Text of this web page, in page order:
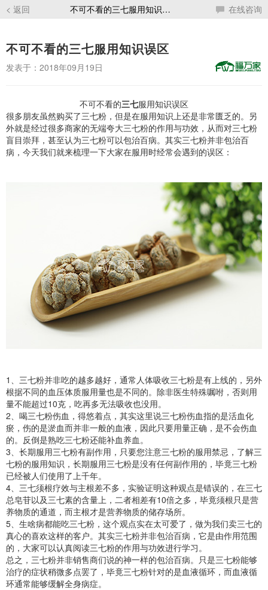
< 返回 不可不看的三七服用知识误区 在线咨询
不可不看的三七服用知识误区
发表于：2018年09月19日
不可不看的三七服用知识误区
很多朋友虽然购买了三七粉，但是在服用知识上还是非常匮乏的。另
外就是经过很多商家的无端夸大三七粉的作用与功效，从而对三七粉
盲目崇拜，甚至认为三七粉可以包治百病。其实三七粉并非包治百
病，今天我们就来梳理一下大家在服用时经常会遇到的误区：
1、三七粉并非吃的越多越好，通常人体吸收三七粉是有上线的，另外
根据不同的血压体质服用量也是不同的。除非医生特殊嘱咐，否则用
量不能超过10克，吃再多无法吸收也没用。
2、喝三七粉伤血，得悠着点，其实这里说三七粉伤血指的是活血化
瘀，伤的是淤血而并非一般的血液，因此只要用量正确，是不会伤血
的。反倒是熟吃三七粉还能补血养血。
3、长期服用三七粉有副作用，只要您注意三七粉的服用禁忌，了解三
七粉的服用知识，长期服用三七粉是没有任何副作用的，毕竟三七粉
已经被人们使用了上千年。
4、三七须根疗效与主根差不多，实验证明这种观点是错误的，在三七
总皂苷以及三七素的含量上，二者相差有10倍之多，毕竟须根只是营
养物质的通道，而主根才是营养物质的储存场所。
5、生啥病都能吃三七粉，这个观点实在太可爱了，做为我们卖三七的
真心的喜欢这样的客户。其实三七粉并非包治百病，它是由作用范围
的，大家可以认真阅读三七粉的作用与功效进行学习。
总之，三七粉并非销售商们说的神一样的包治百病。只是三七粉能够
治疗的症状稍微多点罢了，毕竟三七粉针对的是血液循环，而血液循
环通常能够缓解全身病症。